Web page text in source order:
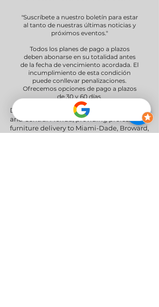
"Suscríbete a nuestro boletín para estar
al tanto de nuestras últimas noticias y
próximos eventos."
Todos los planes de pago a plazos
deben abonarse en su totalidad antes
de la fecha de vencimiento acordada. El
incumplimiento de esta condición
puede conllevar penalizaciones.
Ofrecemos opciones de pago a plazos
de 30 y 60 días.
Delivery Areas" We proudly serve South
and Central Florida, providing professional
furniture delivery to Miami-Dade, Broward,